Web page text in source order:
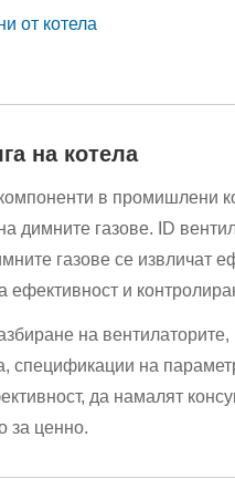
от котела
на котела
в промишлени
димните газове. ID
газове се извличат
ефективност и
на вентилаторите,
спецификации на
да намалят
за ценно.